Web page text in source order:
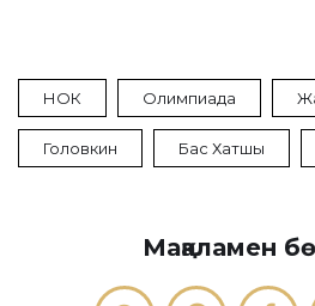
НОК Олимпиада
Головкин Бас Хатшы
Мақаламен